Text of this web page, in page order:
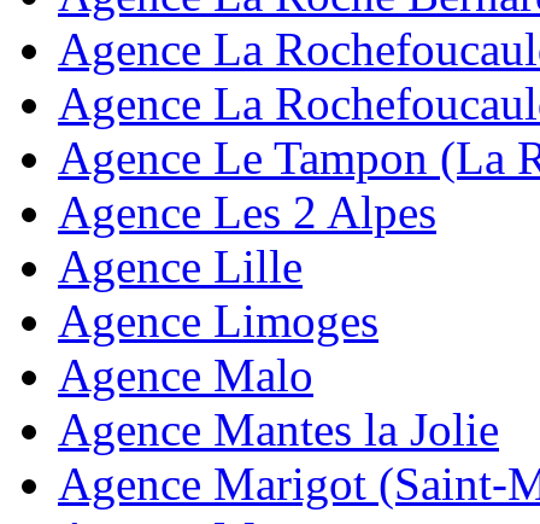
Agence La
Agence La
Agence Le Tampon (La
Agence Les 2 Alpes
Agence Lille
Agence Limoges
Agence Malo
Agence Mantes la Jolie
Agence Marigot (Saint-